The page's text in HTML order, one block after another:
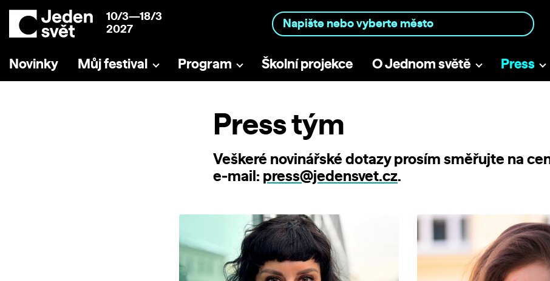
10/3—18/3
2027
Novinky Můj festival Program Školní projekce O Jednom světě Press
Press tým
Veškeré novinářské dotazy prosím směřujte na
e‑mail: press@jedensvet.cz.